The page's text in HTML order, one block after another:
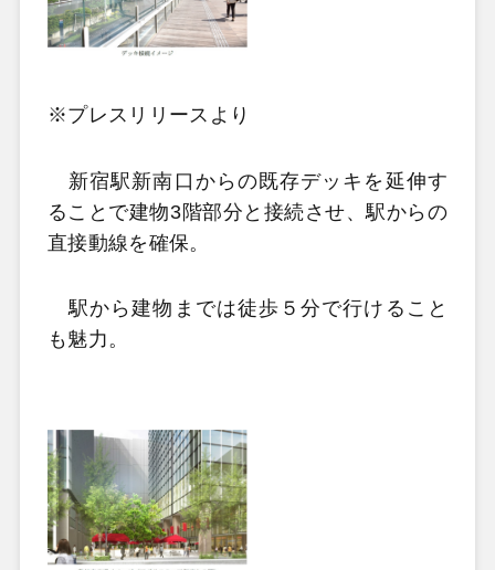
※プレスリリースより
新宿駅新南口からの既存デッキを延伸す
ることで建物3階部分と接続させ、駅からの
直接動線を確保。
駅から建物までは徒歩５分で行けること
も魅力。